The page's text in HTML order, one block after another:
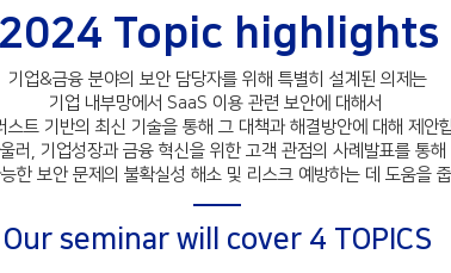
2024 Topic highlights
기업&금융 분야의 보안 담당자를 위해 특별히 설계된 의제는
기업 내부망에서 SaaS 이용 관련 보안에 대해서
스트 기반의 최신 기술을 통해 그 대책과 해결방안에 대해 제안
러, 기업성장과 금융 혁신을 위한 고객 관점의 사례발표를 통해
한 보안 문제의 불확실성 해소 및 리스크 예방하는 데 도움을
Our seminar will cover 4 TOPICS